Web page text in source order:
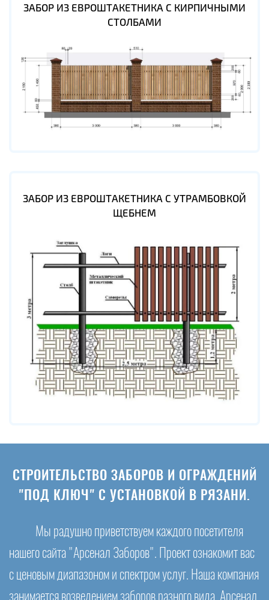
ЗАБОР ИЗ ЕВРОШТАКЕТНИКА С КИРПИЧНЫМИ
СТОЛБАМИ
ЗАБОР ИЗ ЕВРОШТАКЕТНИКА С УТРАМБОВКОЙ
ЩЕБНЕМ
СТРОИТЕЛЬСТВО ЗАБОРОВ И ОГРАЖДЕНИЙ
"ПОД КЛЮЧ" С УСТАНОВКОЙ В РЯЗАНИ.
Мы радушно приветствуем каждого посетителя
нашего сайта "Арсенал Заборов". Проект ознакомит вас
с ценовым диапазоном и спектром услуг. Наша компания
занимается возведением заборов разного вида. Арсенал